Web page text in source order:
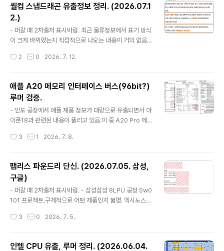
퀄컴 스냅드래곤 유출정보 정리. (2026.07.1
2.)
- 퍼갈 때 2차출처 표시바람. 최근 물류정보에서 표기 방식
이 크게 바뀌었는지 직접적으로 나오는 내용이 거의 없음.
단 올림. - SM6377 ?파트넘버만보면 SM6375의 파생
75-SM8425, SM7450-SM7425, SM6375-SM63
70) 이번 사례와 맞지 않음. - AlisoSAR1180P, SAR11
65P 코드네임 Aliso ? SAR1180P, SAR1165P은 이전
물류정보에서 코드네임 Aurora, 패키지 MPSP774로 나
1.20.))(퀄컴 스냅..
2 0 2026. 7. 12.
애플 A20 메모리 인터페이스 버스(96bit?)
루머 검증.
- 인도 공장에서 애플 제품 정보가 대량으로 유출되면서 아
이폰18과 관련된 내용이 풀리고 있음.이 중 A20 Pro 메
봄. 오리지날 소스가 대량으로 풀려버린 상황이라서 루머
임에도 맞을 가능성이 높다고 보고 우호적인 방향으로 해
석할 수 밖에 없는 상황임. - 유출 자료(https://raw.githu
busercontent.com/bizoonydb/digital-board/mai
n/IP11-SCH.pdf)(https://www.scribd.com/docum
www..
3 1 2026. 7. 8.
팹리스 파운드리 단신. (2026.07.05. 삼성,
구글)
- 퍼갈 때 2차출처 표시바람. - 삼성삼성 8LPU 공정 Sw0
101 프로젝트.구체적으로 어떤 제품인지 불명. 엑시노스
오기인듯)엑시노스2600 SF2엑시노스2700 SF2P엑시
3 0 2026. 7. 5.
인텔 CPU 유출, 루머 정리. (2026.06.04.